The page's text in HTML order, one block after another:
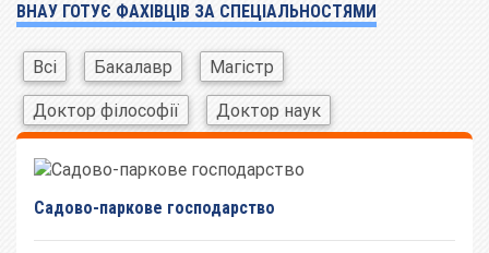
ВНАУ ГОТУЄ ФАХІВЦІВ ЗА СПЕЦІАЛЬНОСТЯМИ
Всі Бакалавр
Магістр
Доктор філософії
Доктор наук
Садово-паркове господарство